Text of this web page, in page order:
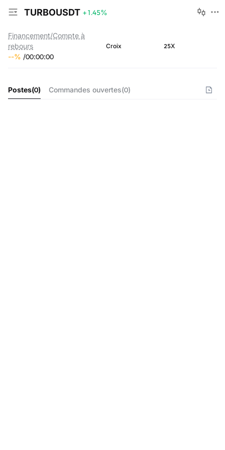
TURBOUSDT +1.45%
Financement/Compte à
rebours
--% /00:00:00
Croix 25X
Postes(0) Commandes ouvertes(0)